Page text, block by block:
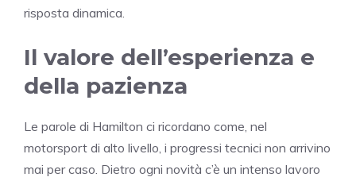
risposta dinamica.
Il valore dell’esperienza e
della pazienza
Le parole di Hamilton ci ricordano come, nel
motorsport di alto livello, i progressi tecnici non arrivino
mai per caso. Dietro ogni novità c’è un intenso lavoro